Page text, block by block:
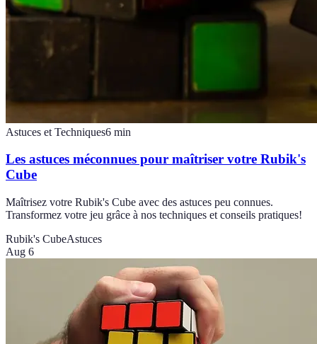
Astuces et Techniques6 min
Les astuces méconnues pour maîtriser votre Rubik's
Cube
Maîtrisez votre Rubik's Cube avec des astuces peu connues.
Transformez votre jeu grâce à nos techniques et conseils pratiques!
Rubik's CubeAstuces
Aug 6